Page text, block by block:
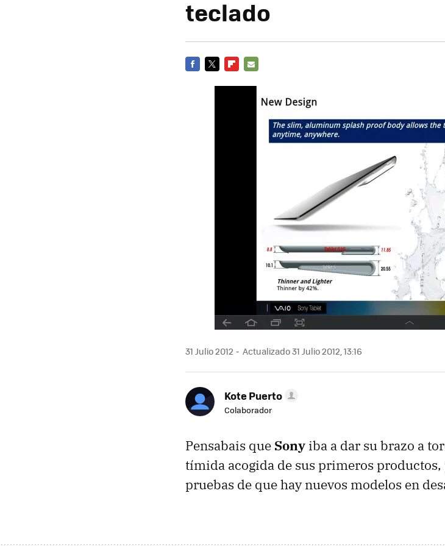
teclado
31 Julio 2012 Actualizado 31 Julio 2012, 13:16
Kote Puerto
Colaborador
Pensabais que Sony iba a dar su brazo a
tímida acogida de sus primeros
pruebas de que hay nuevos modelos en